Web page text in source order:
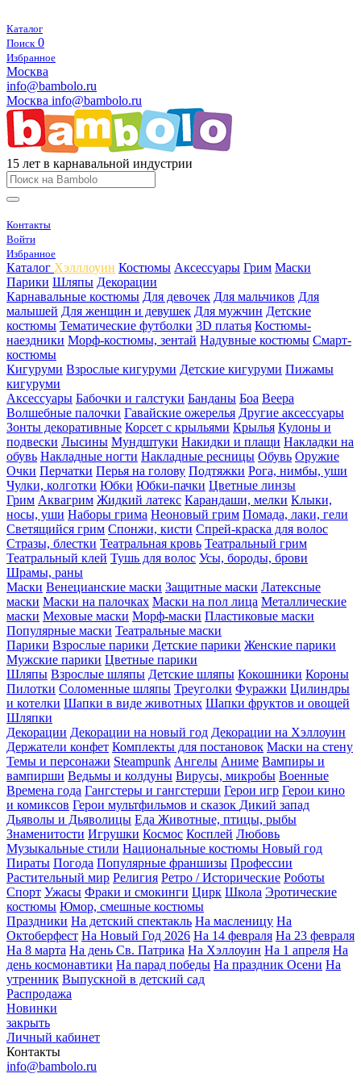
Каталог
Поиск 0
Избранное
Москва
info@bambolo.ru
Москва info@bambolo.ru
15 лет в карнавальной индустрии
Контакты
Войти
Избранное
Каталог Хэлллоуин Костюмы Аксессуары Грим Маски
Парики Шляпы Декорации
Карнавальные костюмы Для девочек Для мальчиков Для
малышей Для женщин и девушек Для мужчин Детские
костюмы Тематические футболки 3D платья Костюмы-
наездники Морф-костюмы, зентай Надувные костюмы Смарт-
костюмы
Кигуруми Взрослые кигуруми Детские кигуруми Пижамы
кигуруми
Аксессуары Бабочки и галстуки Банданы Боа Веера
Волшебные палочки Гавайские ожерелья Другие аксессуары
Зонты декоративные Корсет с крыльями Крылья Кулоны и
подвески Лысины Мундштуки Накидки и плащи Накладки на
обувь Накладные ногти Накладные ресницы Обувь Оружие
Очки Перчатки Перья на голову Подтяжки Рога, нимбы, уши
Чулки, колготки Юбки Юбки-пачки Цветные линзы
Грим Аквагрим Жидкий латекс Карандаши, мелки Клыки,
носы, уши Наборы грима Неоновый грим Помада, лаки, гели
Светящийся грим Спонжи, кисти Спрей-краска для волос
Стразы, блестки Театральная кровь Театральный грим
Театральный клей Тушь для волос Усы, бороды, брови
Шрамы, раны
Маски Венецианские маски Защитные маски Латексные
маски Маски на палочках Маски на пол лица Металлические
маски Меховые маски Морф-маски Пластиковые маски
Популярные маски Театральные маски
Парики Взрослые парики Детские парики Женские парики
Мужские парики Цветные парики
Шляпы Взрослые шляпы Детские шляпы Кокошники Короны
Пилотки Соломенные шляпы Треуголки Фуражки Цилиндры
и котелки Шапки в виде животных Шапки фруктов и овощей
Шляпки
Декорации Декорации на новый год Декорации на Хэллоуин
Держатели конфет Комплекты для постановок Маски на стену
Темы и персонажи Steampunk Ангелы Аниме Вампиры и
вампирши Ведьмы и колдуны Вирусы, микробы Военные
Времена года Гангстеры и гангстерши Герои игр Герои кино
и комиксов Герои мультфильмов и сказок Дикий запад
Дьяволы и Дьяволицы Еда Животные, птицы, рыбы
Знаменитости Игрушки Космос Косплей Любовь
Музыкальные стили Национальные костюмы Новый год
Пираты Погода Популярные франшизы Профессии
Растительный мир Религия Ретро / Исторические Роботы
Спорт Ужасы Фраки и смокинги Цирк Школа Эротические
костюмы Юмор, смешные костюмы
Праздники На детский спектакль На масленицу На
Октоберфест На Новый Год 2026 На 14 февраля На 23 февраля
На 8 марта На день Св. Патрика На Хэллоуин На 1 апреля На
день космонавтики На парад победы На праздник Осени На
утренник Выпускной в детский сад
Распродажа
Новинки
закрыть
Личный кабинет
Контакты
info@bambolo.ru